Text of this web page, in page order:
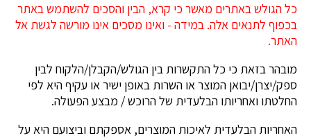
כל הגולש באתרים מאשר כי קרא, הבין והסכים להשתמש באתר
בכפוף לתנאים אלה. במידה - ואינו מסכים אינו מורשה לגשת אל
האתר.
מובהר בזאת כי כל התקשרות בין הגולש/הקבלן/הלקוח לבין
ספק/יצרן/יבואן המוצר או השרות באופן ישיר או עקיף היא לפי
החלטתו ואחריותו הבלעדית של הרוכש / מבצע הפעולה.
האחריות הבלעדית לאיכות המוצרים, אספקתם וביצועם היא על